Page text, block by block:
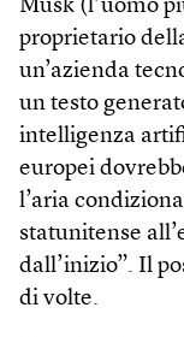
Musk (l’uomo
proprietario
un’azienda
un testo
intelligenza
europei
l’aria
statunitense
dall’inizio”. Il
di volte.